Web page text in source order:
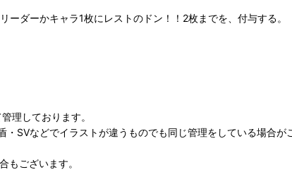
ーダーかキャラ1枚にレストのドン！！2枚までを、付与する。
理しております。
SVなどでイラストが違うものでも同じ管理をしている場合が
もございます。